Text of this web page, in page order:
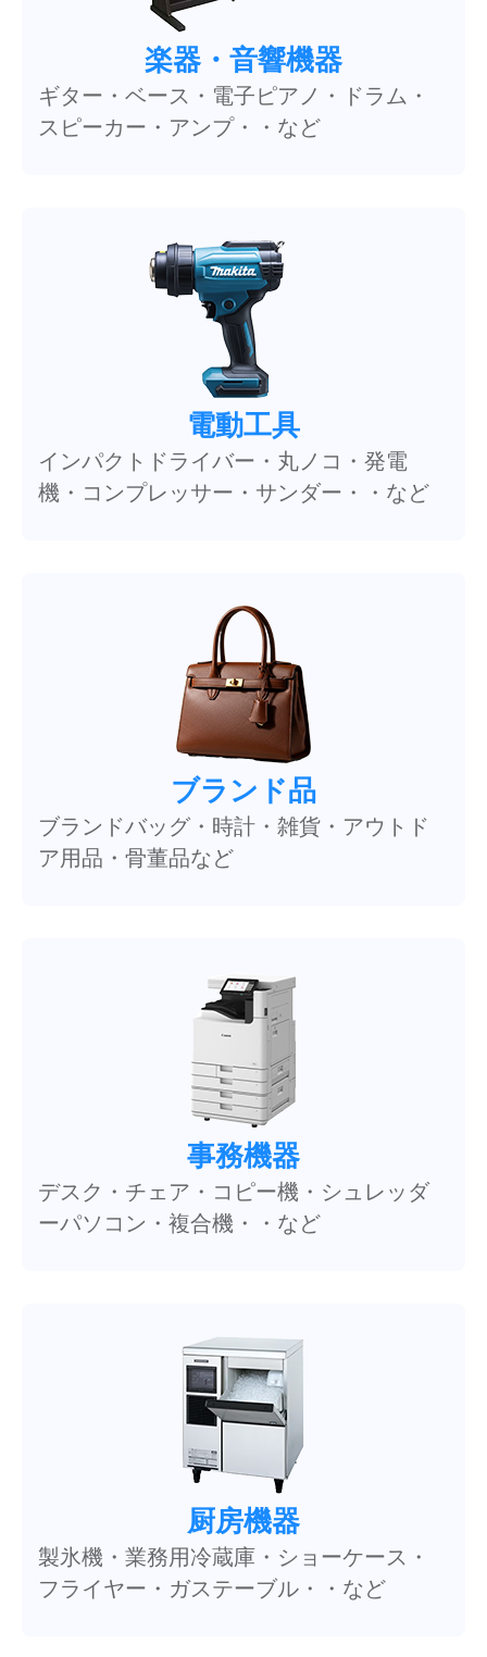
楽器・音響機器
ギター・ベース・電子ピアノ・ドラム・
スピーカー・アンプ・・など
電動工具
インパクトドライバー・丸ノコ・発電
機・コンプレッサー・サンダー・・など
ブランド品
ブランドバッグ・時計・雑貨・アウトド
ア用品・骨董品など
事務機器
デスク・チェア・コピー機・シュレッダ
ーパソコン・複合機・・など
厨房機器
製氷機・業務用冷蔵庫・ショーケース・
フライヤー・ガステーブル・・など